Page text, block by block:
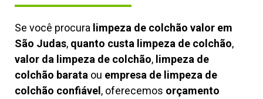
Se você procura limpeza de colchão valor em
São Judas, quanto custa limpeza de colchão,
valor da limpeza de colchão, limpeza de
colchão barata ou empresa de limpeza de
colchão confiável, oferecemos orçamento